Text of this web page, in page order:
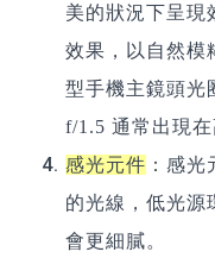
美的狀況下呈現
效果，以自然模
型手機主鏡頭光
f/1.5 通常出現在
感光元件 ：感
的光線，低光源
會更細膩。